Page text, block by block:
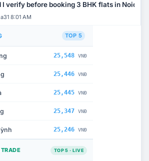
verify before booking 3 BHK flats in Noida?
8:01 AM
TOP 5
25,548 VNĐ
25,446 VNĐ
25,445 VNĐ
25,347 VNĐ
25,246 VNĐ
TOP 5 · LIVE